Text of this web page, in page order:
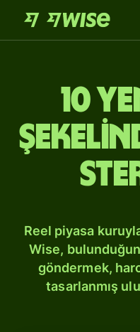
10
Reel piyasa
Wise,
göndermek,
tasarlanmış